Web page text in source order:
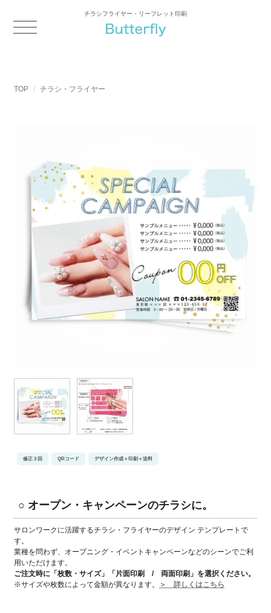
チラシフライヤー・リーフレット印刷
TOP チラシ・フライヤー
修正３回 QRコード デザイン作成＋印刷＋送料
○ オープン・キャンペーンのチラシに。
サロンワークに活躍するチラシ・フライヤーのデザイン テンプレートで
す。
業種を問わず、オープニング・イベントキャンペーンなどのシーンでご利
用いただけます。
ご注文時に「枚数・サイズ」「片面印刷 / 両面印刷」 を選択ください。
※サイズや枚数によって金額が異なります。
＞ 詳しくはこちら